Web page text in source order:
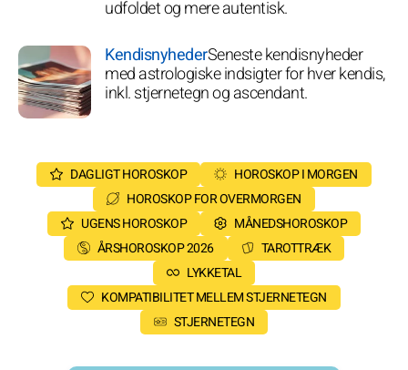
udfoldet og mere autentisk.
KendisnyhederSeneste kendisnyheder
med astrologiske indsigter for hver kendis,
inkl. stjernetegn og ascendant.
DAGLIGT HOROSKOP
HOROSKOP I MORGEN
HOROSKOP FOR OVERMORGEN
UGENS HOROSKOP
MÅNEDSHOROSKOP
ÅRSHOROSKOP 2026
TAROTTRÆK
LYKKETAL
KOMPATIBILITET MELLEM STJERNETEGN
STJERNETEGN